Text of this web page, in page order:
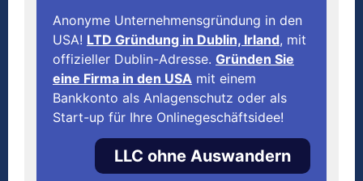
Anonyme Unternehmensgründung in den
USA! LTD Gründung in Dublin, Irland, mit
offizieller Dublin-Adresse. Gründen Sie
eine Firma in den USA mit einem
Bankkonto als Anlagenschutz oder als
Start-up für Ihre Onlinegeschäftsidee!
LLC ohne Auswandern